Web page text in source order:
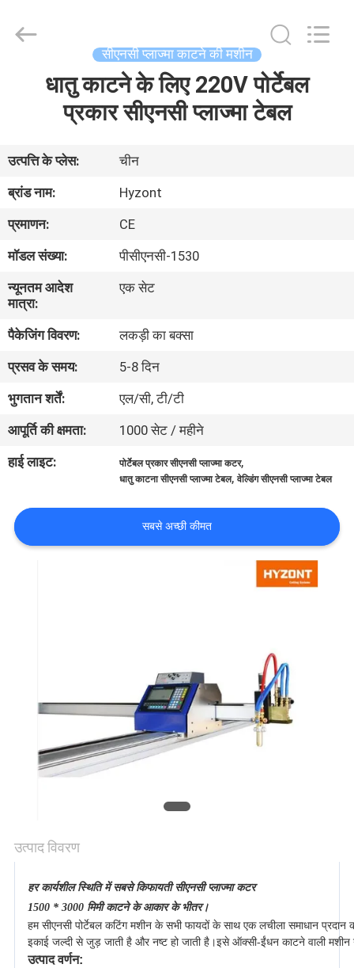
वीडियो
हमारे
बारे
में
कारखाना
भ्रमण
गुणवत्ता
नियंत्रण
एक
उद्धरण
गोपनीयता
Technologies
Co.,Ltd..
सीएनसी प्लाज्मा काटने की मशीन
धातु काटने के लिए 220V पोर्टेबल
प्रकार सीएनसी प्लाज्मा टेबल
उत्पत्ति के प्लेस:
चीन
ब्रांड नाम:
Hyzont
प्रमाणन:
CE
मॉडल संख्या:
पीसीएनसी-1530
न्यूनतम आदेश
मात्रा:
एक सेट
पैकेजिंग विवरण:
लकड़ी का बक्सा
प्रसव के समय:
5-8 दिन
भुगतान शर्तें:
एल/सी, टी/टी
आपूर्ति की क्षमता:
1000 सेट / महीने
हाई लाइट:
पोर्टेबल प्रकार सीएनसी प्लाज्मा कटर,
धातु काटना सीएनसी प्लाज्मा टेबल,वेल्डिंग सीएनसी प्लाज्मा टेबल
सबसे अच्छी कीमत
उत्पाद विवरण
हर कार्यशील स्थिति में सबसे किफायती सीएनसी प्लाज्मा कटर
1500 * 3000 मिमी काटने के आकार के भीतर।
हम सीएनसी पोर्टेबल कटिंग मशीन के सभी फायदों के साथ एक लचीला समाधान
इकाई जल्दी से जुड़ जाती है और नष्ट हो जाती है।इसे ऑक्सी-ईंधन काटने वाली मशीन
उत्पाद वर्णन: